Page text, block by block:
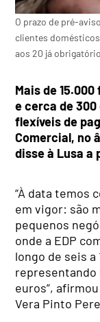
O prazo de pré-
clientes
aos 20 já
Mais de
e cerca de
flexíveis de
Comercial, no
disse à Lusa a
“À data temos
em vigor: são
pequenos
onde a EDP
longo de seis a
representando
euros”,
Vera Pinto